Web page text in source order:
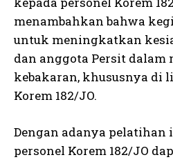
menambahkan bahwa
untuk meningkatkan
dan anggota Persit dalam
kebakaran, khususnya di
Korem 182/JO.
Dengan adanya
personel Korem 182/JO